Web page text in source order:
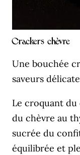
Crackers chèvre
Une bouchée
saveurs
Le croquant
du chèvre au
sucrée du
équilibrée et